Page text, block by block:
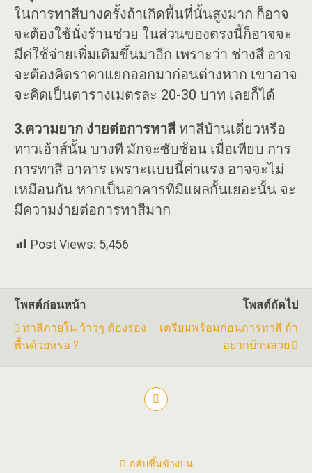
ในการทาสีบางครั้งถ้าเกิดพื้นที่นั้นสูงมาก ก็อาจ
จะต้องใช้นั่งร้านช่วย ในส่วนของตรงนี้ก็อาจจะ
มีค่ใช้จ่ายเพิ่มเติมขึ้นมาอีก เพราะว่า ช่างสี อาจ
จะต้องคิดราคาแยกออกมาก่อนต่างหาก เขาอาจ
จะคิดเป็นตารางเมตรละ 20-30 บาท เลยก็ได้
3.ความยาก ง่ายต่อการทาสีทาสีบ้านเดี่ยวหรือ
ทาวเฮ้าส์นั้น บางที มักจะซับซ้อน เมื่อเทียบ การ
การทาสี อาคาร เพราะแบบนี้ค่าแรง อาจจะไม่
เหมือนกัน หากเป็นอาคารที่มีแผลกั้นเยอะนั้น จะ
มีความง่ายต่อการทาสีมาก
Post Views: 5,456
โพสต์ก่อนหน้า
ทาสีภายใน ว้าวๆ ต้องรอง
พื้นด้วยหรอ ?
โพสต์ถัดไป
เตรียมพร้อมก่อนการทาสี ถ้า
อยากบ้านสวย
กลับขึ้นข้างบน